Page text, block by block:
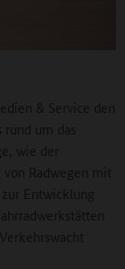
& Service den
um das
wie der
Radwegen mit
Entwicklung